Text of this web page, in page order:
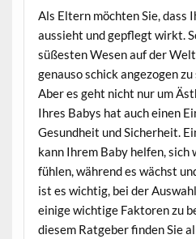
Als Eltern möchten Sie, dass
aussieht und gepflegt wirkt.
süßesten Wesen auf der
genauso schick angezogen
Aber es geht nicht nur um
Ihres Babys hat auch einen
Gesundheit und Sicherheit.
kann Ihrem Baby helfen, sich
fühlen, während es wächst
ist es wichtig, bei der
einige wichtige Faktoren zu
diesem Ratgeber finden Sie